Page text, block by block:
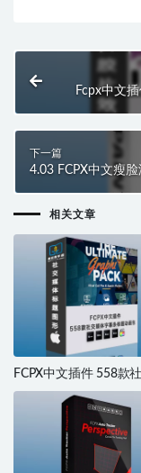
Fcpx中文
下一篇
4.03 FCPX中文瘦脸液化磨皮插件PaintX视频美颜调色
跟踪 支持M1 M2
相关文章
FCPX中文插件 558款
幕条标题图文排版设计
图形动画